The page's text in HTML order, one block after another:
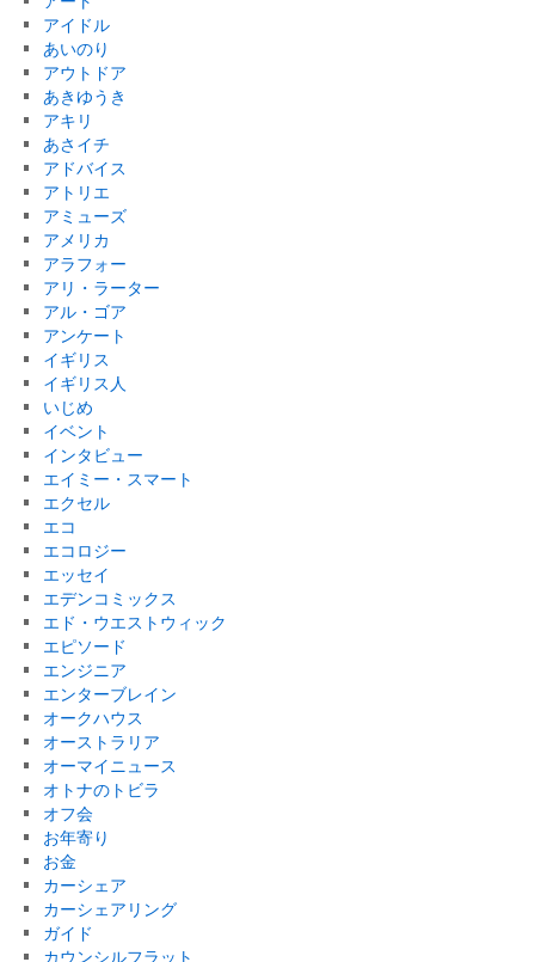
アイドル
あいのり
アウトドア
あきゆうき
アキリ
あさイチ
アドバイス
アトリエ
アミューズ
アメリカ
アラフォー
アリ・ラーター
アル・ゴア
アンケート
イギリス
イギリス人
いじめ
イベント
インタビュー
エイミー・スマート
エクセル
エコ
エコロジー
エッセイ
エデンコミックス
エド・ウエストウィック
エピソード
エンジニア
エンターブレイン
オークハウス
オーストラリア
オーマイニュース
オトナのトビラ
オフ会
お年寄り
お金
カーシェア
カーシェアリング
ガイド
カウンシルフラット